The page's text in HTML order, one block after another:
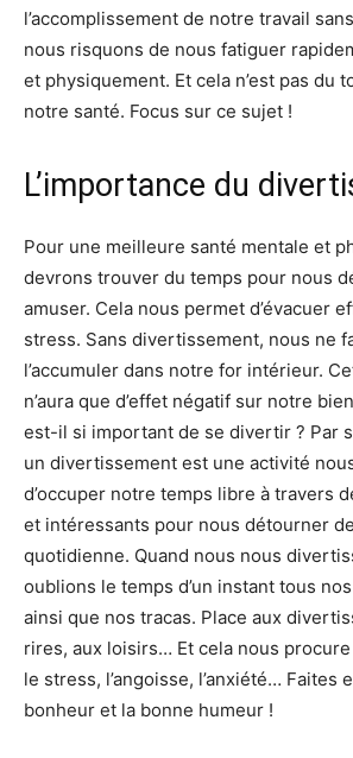
l’accomplissement de notre travail
nous risquons de nous fatiguer
et physiquement. Et cela n’est pas du
notre santé. Focus sur ce sujet !
L’importance du
Pour une meilleure santé mentale et
devrons trouver du temps pour nous
amuser. Cela nous permet d’évacuer
stress. Sans divertissement, nous ne
l’accumuler dans notre for intérieur.
n’aura que d’effet négatif sur notre
est-il si important de se divertir ? Par
un divertissement est une activité
d’occuper notre temps libre à travers
et intéressants pour nous détourner
quotidienne. Quand nous nous
oublions le temps d’un instant tous
ainsi que nos tracas. Place aux
rires, aux loisirs… Et cela nous
le stress, l’angoisse, l’anxiété… Faites
bonheur et la bonne humeur !